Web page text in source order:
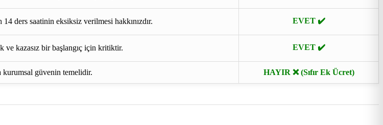
ders saatinin eksiksiz verilmesi hakkınızdır. EVET ✔️
ve kazasız bir başlangıç için kritiktir. EVET ✔️
kurumsal güvenin temelidir. HAYIR ❌ (Sıfır Ek Ücret)